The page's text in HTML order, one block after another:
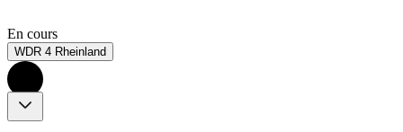
En cours
WDR 4 Rheinland